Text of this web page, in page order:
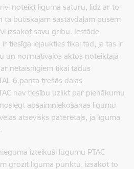
noteikt līguma saturu, līdz ar to
tā būtiskajām sastāvdaļām pusēm
izsakot savu gribu. Iestāde
tiesīga iejaukties tikai tad, ja tas ir
un normatīvajos aktos noteiktajā
netaisnīgiem tikai tādus
6.panta trešās daļas
nav tiesību uzlikt par pienākumu
apsaimniekošanas līgumu
atsevišķs patērētājs, ja līguma
izteikuši lūgumu PTAC
grozīt līguma punktu, izsakot to